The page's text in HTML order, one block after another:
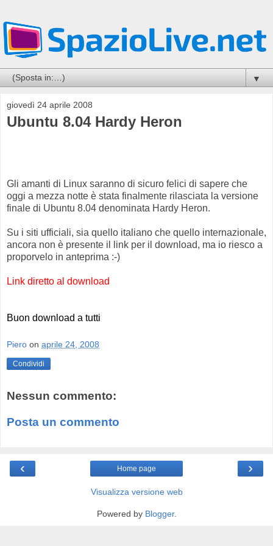
▼
giovedì 24 aprile 2008
Ubuntu 8.04 Hardy Heron
Gli amanti di Linux saranno di sicuro felici di sapere che
oggi a mezza notte è stata finalmente rilasciata la versione
finale di Ubuntu 8.04 denominata Hardy Heron.
Su i siti ufficiali, sia quello italiano che quello internazionale,
ancora non è presente il link per il download, ma io riesco a
proporvelo in anteprima :-)
Link diretto al download
Buon download a tutti
Piero on aprile 24, 2008
Condividi
Nessun commento:
Posta un commento
‹ ›
Home page
Visualizza versione web
Powered by Blogger.